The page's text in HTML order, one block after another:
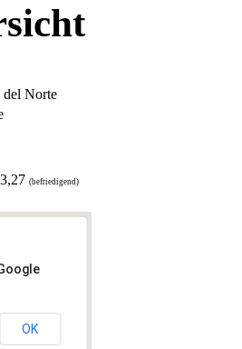
del Norte
3,27 (befriedigend)
OK